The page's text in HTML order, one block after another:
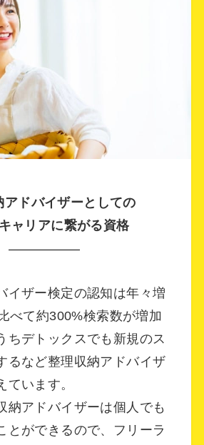
きたいと思う。
アドバイザーとしての
ャリアに繋がる資格
イザー検定の認知は年々増
べて約300%検索数が増加
ちデトックスでも新規のス
るなど整理収納アドバイザ
ています。
納アドバイザーは個人でも
とができるので、フリーラ